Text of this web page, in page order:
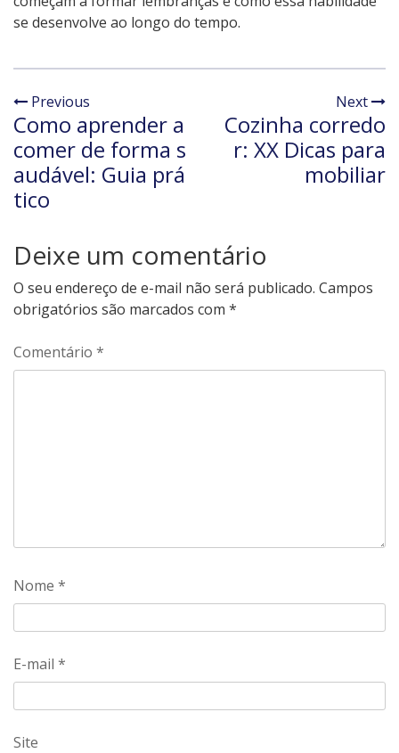
se desenvolve ao longo do tempo.
Previous
Como aprender a
comer de forma s
audável: Guia prá
tico
Next
Cozinha corredo
r: XX Dicas para
mobiliar
Deixe um comentário
O seu endereço de e-mail não será publicado. Campos
obrigatórios são marcados com *
Comentário *
Nome *
E-mail *
Site